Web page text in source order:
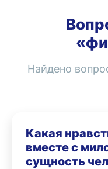
Найдено
Какая
вместе с
сущность